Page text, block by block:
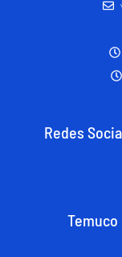
Redes
Temuco